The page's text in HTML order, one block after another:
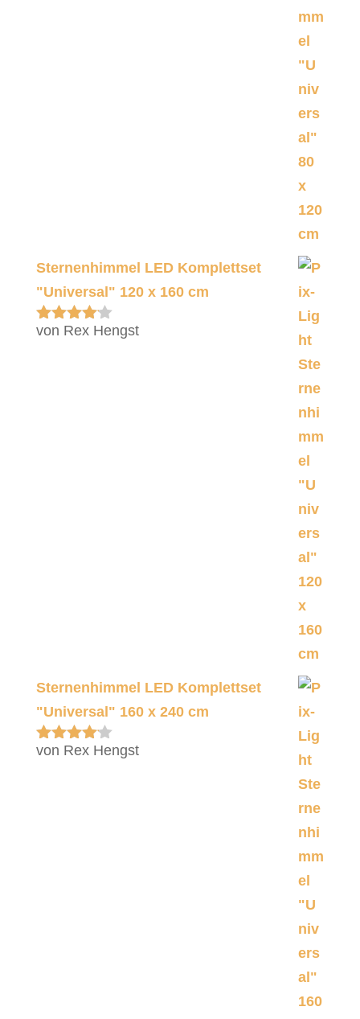
Sternenhimmel LED Komplettset
"Universal" 120 x 160 cm
Bewertet
von Rex Hengst
Sternenhimmel LED Komplettset
"Universal" 160 x 240 cm
Bewertet
von Rex Hengst